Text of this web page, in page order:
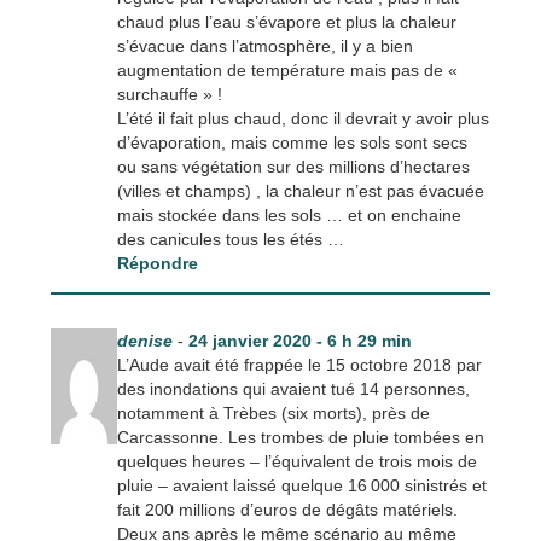
chaud plus l’eau s’évapore et plus la chaleur
s’évacue dans l’atmosphère, il y a bien
augmentation de température mais pas de «
surchauffe » !
L’été il fait plus chaud, donc il devrait y avoir plus
d’évaporation, mais comme les sols sont secs
ou sans végétation sur des millions d’hectares
(villes et champs) , la chaleur n’est pas évacuée
mais stockée dans les sols … et on enchaine
des canicules tous les étés …
Répondre
denise- 24 janvier 2020 - 6 h 29 min
L’Aude avait été frappée le 15 octobre 2018 par
des inondations qui avaient tué 14 personnes,
notamment à Trèbes (six morts), près de
Carcassonne. Les trombes de pluie tombées en
quelques heures – l’équivalent de trois mois de
pluie – avaient laissé quelque 16 000 sinistrés et
fait 200 millions d’euros de dégâts matériels.
Deux ans après le même scénario au même